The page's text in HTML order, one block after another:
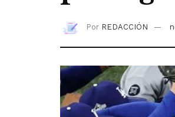
Por REDACCIÓN